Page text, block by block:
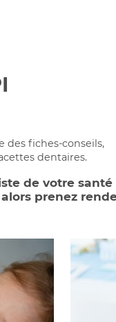
des fiches-conseils,
dentaires.
de votre
prenez